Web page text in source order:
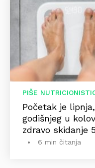
PIŠE
Početak je
godišnjeg u
zdravo skidanje
6 min čitanja